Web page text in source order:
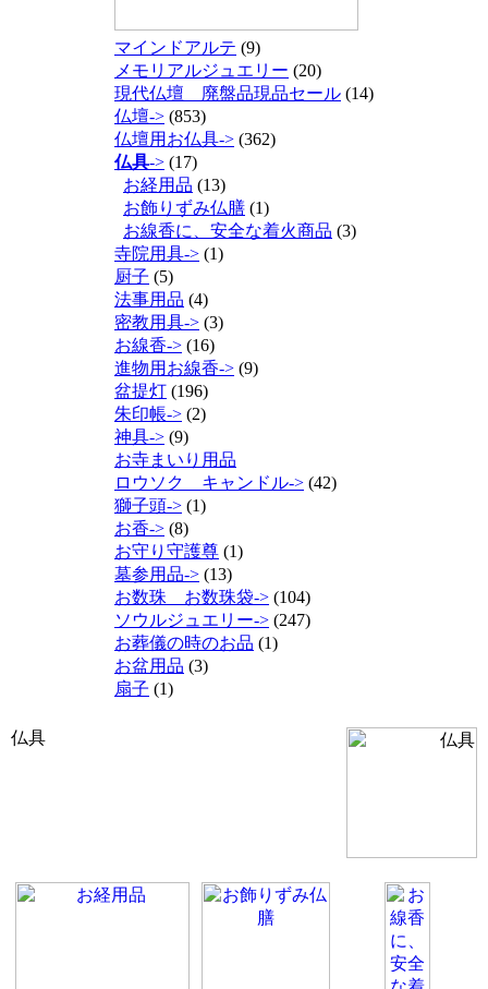
マインドアルテ (9)
メモリアルジュエリー (20)
現代仏壇 廃盤品現品セール (14)
仏壇-> (853)
仏壇用お仏具-> (362)
仏具-> (17)
お経用品 (13)
お飾りずみ仏膳 (1)
お線香に、安全な着火商品 (3)
寺院用具-> (1)
厨子 (5)
法事用品 (4)
密教用具-> (3)
お線香-> (16)
進物用お線香-> (9)
盆提灯 (196)
朱印帳-> (2)
神具-> (9)
お寺まいり用品
ロウソク キャンドル-> (42)
獅子頭-> (1)
お香-> (8)
お守り守護尊 (1)
墓参用品-> (13)
お数珠 お数珠袋-> (104)
ソウルジュエリー-> (247)
お葬儀の時のお品 (1)
お盆用品 (3)
扇子 (1)
仏具